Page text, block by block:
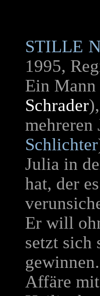
STILLE
1995,
Ein
Schrader
mehreren
Schlichter
Julia in
hat, der
Er will
setzt sich
Affäre